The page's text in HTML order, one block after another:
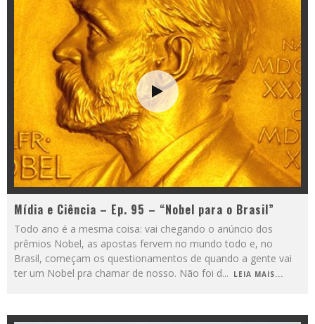
Mídia e Ciência – Ep. 95 – “Nobel para o Brasil”
Todo ano é a mesma coisa: vai chegando o anúncio dos
prêmios Nobel, as apostas fervem no mundo todo e, no
Brasil, começam os questionamentos de quando a gente vai
ter um Nobel pra chamar de nosso. Não foi d... LEIA MAIS...